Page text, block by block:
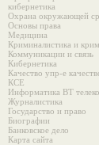
кибернетика
Охрана окружающей
Основы права
Медицина
Криминалистика и
Коммуникации и связь
Кибернетика
Качество упр-е
КСЕ
Информатика ВТ
Журналистика
Государство и право
Биографии
Банковское дело
Карта сайта